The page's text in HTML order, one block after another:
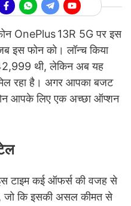
OnePlus 13R 5G पर इस
इस फोन को। लॉन्च किया
थी, लेकिन अब यह
रहा है। अगर आपका बजट
आपके लिए एक अच्छा ऑप्शन
टाइम कई ऑफर्स की वजह से
जो कि इसकी असल कीमत से